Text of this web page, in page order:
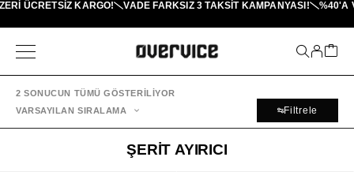
ÜCRETSİZ KARGO! VADE FARKSIZ 3 TAKSIT KAMPANYASI! %40'A
2 SONUCUN TÜMÜ GÖSTERILIYOR
VARSAYILAN SIRALAMA
Filtrele
ŞERIT AYIRICI